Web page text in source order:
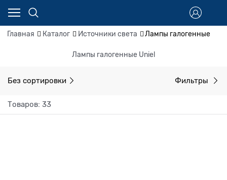
Главная Каталог Источники света Лампы галогенные
Лампы галогенные Uniel
Без сортировки Фильтры
Товаров: 33